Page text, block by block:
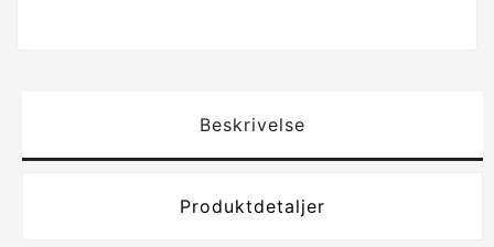
Beskrivelse
Produktdetaljer